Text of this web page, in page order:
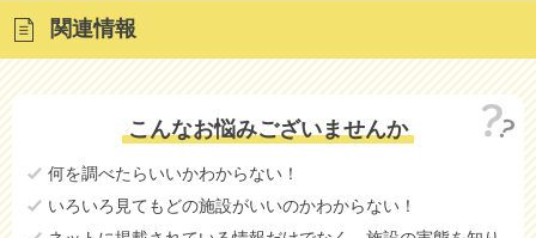
関連情報
こんなお悩みございませんか
何を調べたらいいかわからない！
いろいろ見てもどの施設がいいのかわからない！